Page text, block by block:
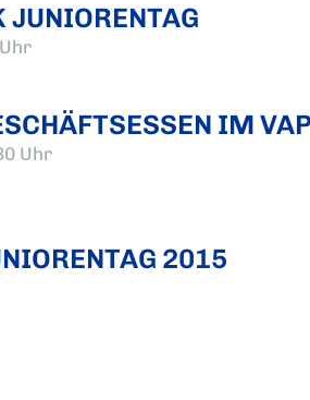
JUNIORENTAG
IM
Uhr
2015